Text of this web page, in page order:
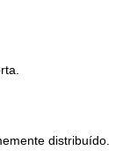
distribuído.